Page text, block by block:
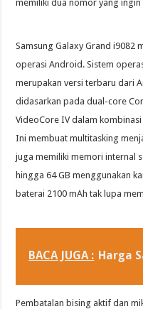
memiliki dua nomor yang
Samsung Galaxy Grand i9082
operasi Android. Sistem
merupakan versi terbaru dari
didasarkan pada dual-core
VideoCore IV dalam
Ini membuat multitasking
juga memiliki memori internal
hingga 64 GB menggunakan
baterai 2100 mAh tak lupa
BACA JUGA : Harga
Pembatalan bising aktif dan